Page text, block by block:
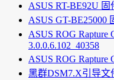
ASUS RT-BE92U 固
ASUS GT-BE25000
ASUS ROG
3.0.0.6.102_40358
ASUS ROG Rapture
黑群DSM7.X引导文